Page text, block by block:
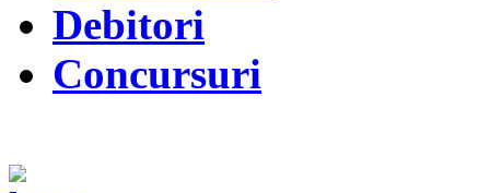
Debitori
Concursuri